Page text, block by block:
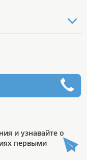
и узнавайте о
первыми